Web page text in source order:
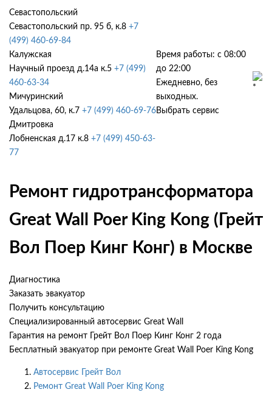
Севастопольский
Севастопольский пр. 95 б, к.8 +7
(499) 460-69-84
Калужская
Научный проезд д.14а к.5 +7 (499)
460-63-34
Мичуринский
Удальцова, 60, к.7 +7 (499) 460-69-76
Дмитровка
Лобненская д.17 к.8 +7 (499) 450-63-
77
Время работы: с 08:00
до 22:00
Ежедневно, без
выходных.
Выбрать сервис
Ремонт гидротрансформатора
Great Wall Poer King Kong (Грейт
Вол Поер Кинг Конг) в Москве
Диагностика
Заказать эвакуатор
Получить консультацию
Специализированный автосервис Great Wall
Гарантия на ремонт Грейт Вол Поер Кинг Конг 2 года
Бесплатный эвакуатор при ремонте Great Wall Poer King Kong
Автосервис Грейт Вол
Ремонт Great Wall Poer King Kong